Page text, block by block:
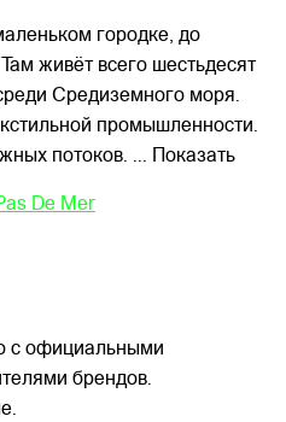
городке, до
живёт всего шестьдесят
Средиземного моря.
промышленности.
потоков. ... Показать
De Mer
с официальными
брендов.